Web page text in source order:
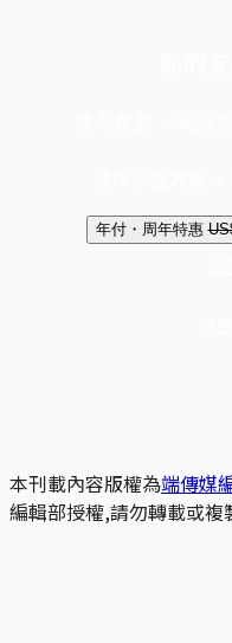
年付・周年特惠
本刊載內容版權為端傳媒
編輯部授權,請勿轉載或複